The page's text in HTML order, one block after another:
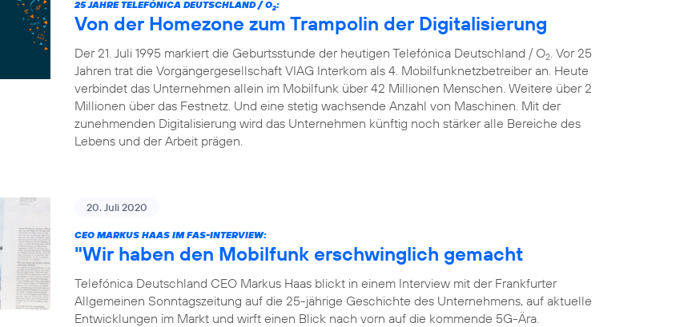
25 JAHRE TELEFÓNICA DEUTSCHLAND / O2:
Von der Homezone zum Trampolin der Digitalisierung
Der 21. Juli 1995 markiert die Geburtsstunde der heutigen Telefónica Deutschland / O2 . Vor 25
Jahren trat die Vorgängergesellschaft VIAG Interkom als 4. Mobilfunknetzbetreiber an. Heute
verbindet das Unternehmen allein im Mobilfunk über 42 Millionen Menschen. Weitere über 2
Millionen über das Festnetz. Und eine stetig wachsende Anzahl von Maschinen. Mit der
zunehmenden Digitalisierung wird das Unternehmen künftig noch stärker alle Bereiche des
Lebens und der Arbeit prägen.
20. Juli 2020
CEO MARKUS HAAS IM FAS-INTERVIEW:
"Wir haben den Mobilfunk erschwinglich gemacht
Telefónica Deutschland CEO Markus Haas blickt in einem Interview mit der Frankfurter
Allgemeinen Sonntagszeitung auf die 25-jährige Geschichte des Unternehmens, auf aktuelle
Entwicklungen im Markt und wirft einen Blick nach vorn auf die kommende 5G-Ära.